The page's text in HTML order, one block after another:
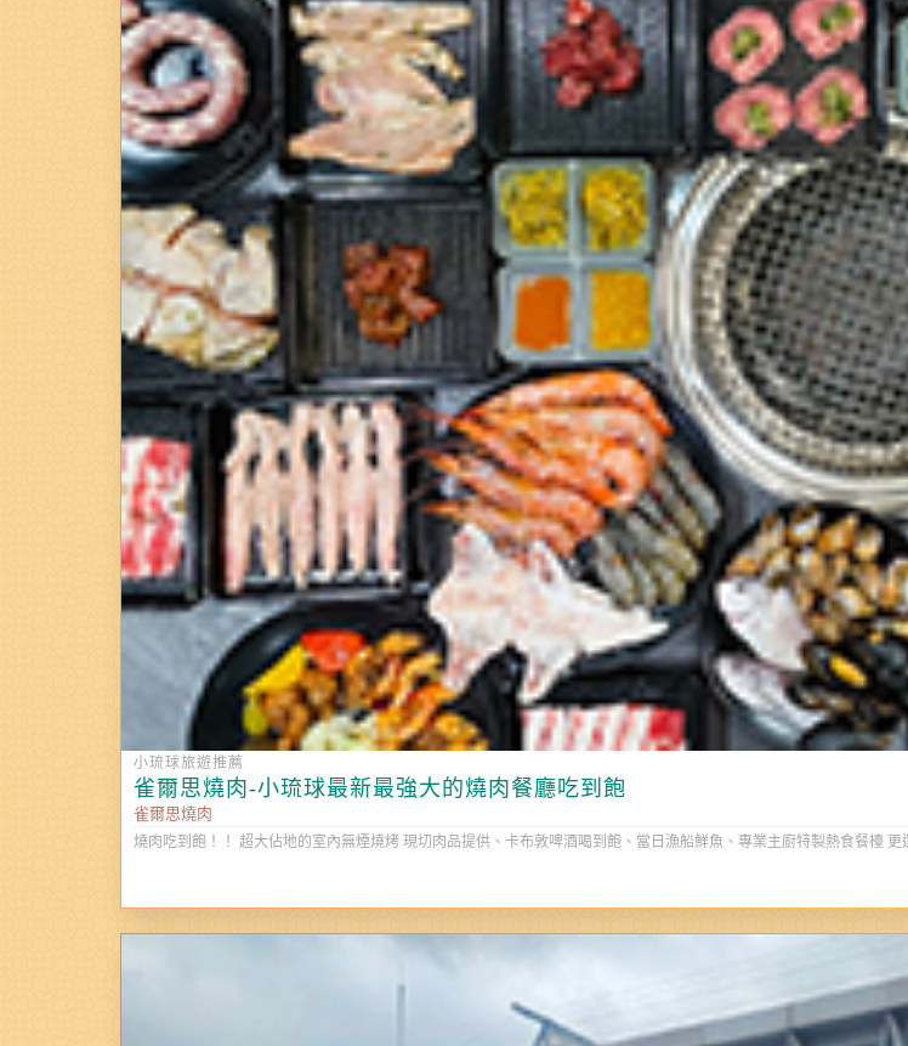
小琉球旅遊推薦
雀爾思燒肉-小琉球最新最強大的燒肉餐廳吃到飽
雀爾思燒肉
燒肉吃到飽！！ 超大佔地的室內無煙燒烤 現切肉品提供、卡布敦啤酒喝到飽、當日漁船鮮魚、專業主廚特製熱食餐檯